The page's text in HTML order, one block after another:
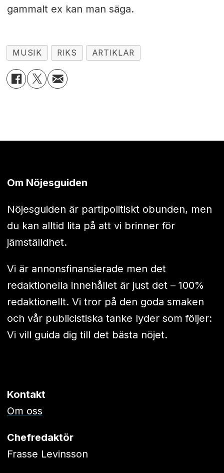
gammalt ex kan man säga.
MUSIK RIKS ARTIKLAR
Om Nöjesguiden
Nöjesguiden är partipolitiskt obunden, men
du kan alltid lita på att vi brinner för
jämställdhet.
Vi är annonsfinansierade men det
redaktionella innehållet är just det – 100%
redaktionellt. Vi tror på den goda smaken
och vår publicistiska tanke lyder som följer:
Vi vill guida dig till det bästa nöjet.
Kontakt
Om oss
Chefredaktör
Frasse Levinsson